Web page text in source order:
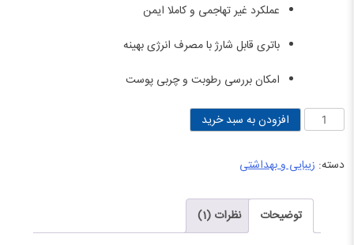
عملکرد غیر تهاجمی و کاملا ایمن
باتری قابل شارژ با مصرف انرژی بهینه
امکان بررسی رطوبت و چربی پوست
دستگاه
دیجیتال
افزودن به سبد خرید
دسته: زیبایی و بهداشتی
توضیحات نظرات (1)